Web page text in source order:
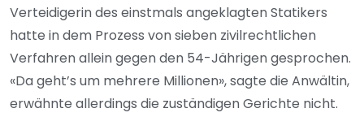
Verteidigerin des einstmals angeklagten Statikers
hatte in dem Prozess von sieben zivilrechtlichen
Verfahren allein gegen den 54-Jährigen gesprochen.
«Da geht’s um mehrere Millionen», sagte die Anwältin,
erwähnte allerdings die zuständigen Gerichte nicht.